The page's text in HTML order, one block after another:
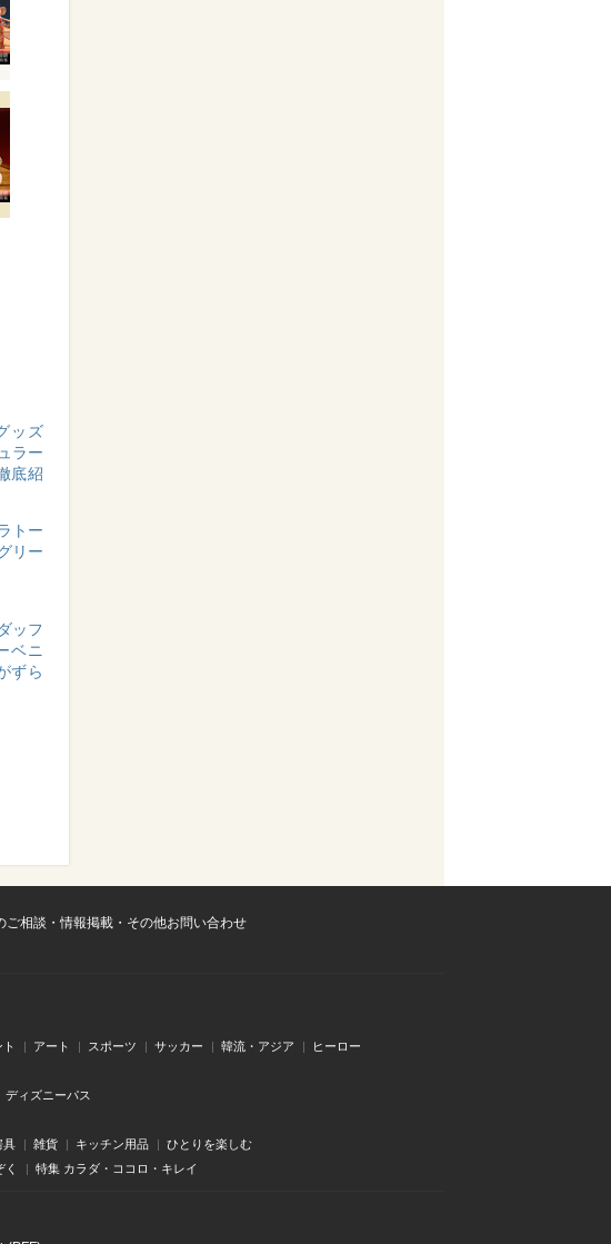
ッズ
ラー
底紹
トー
リー
ッフ
ベニ
ずら
ご相談・情報掲載・その他お問い合わせ
ト アート スポーツ サッカー 韓流・アジア ヒーロー
ディズニーパス
具 雑貨 キッチン用品 ひとりを楽しむ
特集 カラダ・ココロ・キレイ